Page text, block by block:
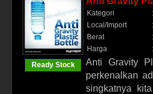
Ready Stock
Kategori
:
Local/Import
:
Berat
:
Harga
:
Anti Gravity
perkenalkan
singkatnya